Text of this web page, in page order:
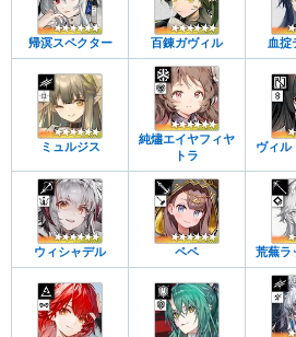
帰溟スペクター 百錬ガヴィル 血掟
ミュルジス
純燼エイヤフィヤ
トラ
ヴィル
ウィシャデル ペペ 荒蕪ラ